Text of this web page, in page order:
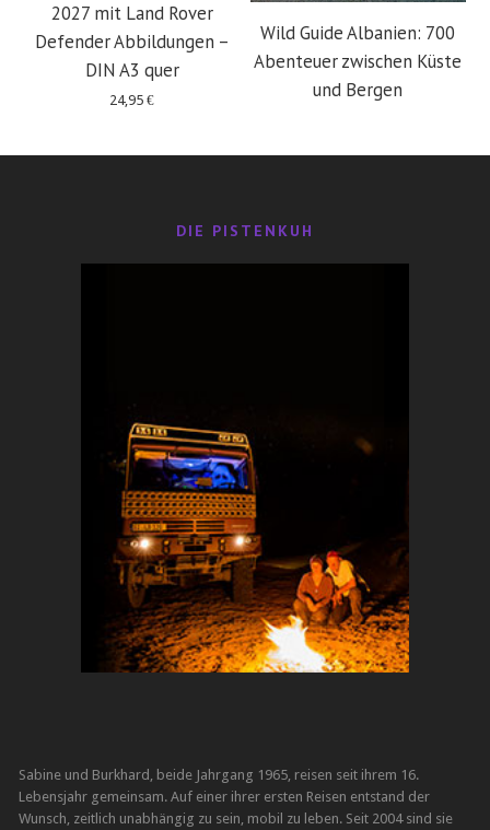
2027 mit Land Rover
Defender Abbildungen –
DIN A3 quer
24,95€
Wild Guide Albanien: 700
Abenteuer zwischen Küste
und Bergen
DIE PISTENKUH
Sabine und Burkhard, beide Jahrgang 1965, reisen seit ihrem 16.
Lebensjahr gemeinsam. Auf einer ihrer ersten Reisen entstand der
Wunsch, zeitlich unabhängig zu sein, mobil zu leben. Seit 2004 sind sie